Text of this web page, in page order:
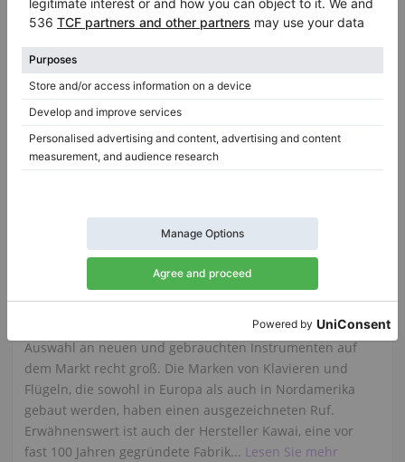
Gebraucht, Yamaha, G2
G2,170 cm1978
Spanien /Gorraiz
$6,347.64
Polen /Warschau
Kawai Vertrauen in die japanische
Qualität von Klavieren und Flügeln
Wenn Sie ein Klavier oder einen Flügel suchen, ist die
Auswahl an neuen und gebrauchten Instrumenten auf
dem Markt recht groß. Die Marken von Klavieren und
Flügeln, die sowohl in Europa als auch in Nordamerika
gebaut werden, haben einen ausgezeichneten Ruf.
Erwähnenswert ist auch der Hersteller Kawai, eine vor
fast 100 Jahren gegründete Fabrik... Lesen Sie mehr